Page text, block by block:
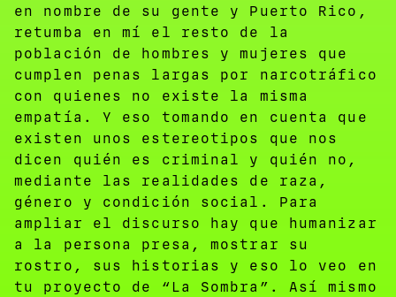
en nombre de su gente y Puerto Rico,
retumba en mí el resto de la
población de hombres y mujeres que
cumplen penas largas por narcotráfico
con quienes no existe la misma
empatía. Y eso tomando en cuenta que
existen unos estereotipos que nos
dicen quién es criminal y quién no,
mediante las realidades de raza,
género y condición social. Para
ampliar el discurso hay que humanizar
a la persona presa, mostrar su
rostro, sus historias y eso lo veo en
tu proyecto de “La Sombra”. Así mismo